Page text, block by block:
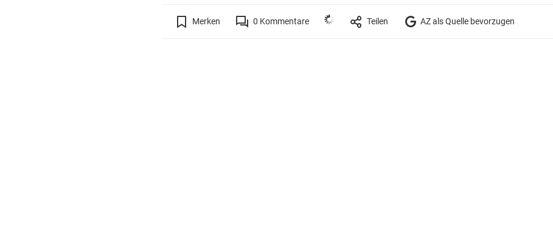
Merken 0 Kommentare Teilen AZ als Quelle bevorzugen